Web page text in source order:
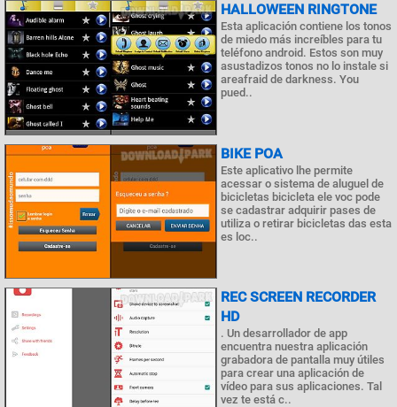
HALLOWEEN RINGTONE
Esta aplicación contiene los tonos
de miedo más increíbles para tu
teléfono android. Estos son muy
asustadizos tonos no lo instale si
areafraid de darkness. You
pued..
BIKE POA
Este aplicativo lhe permite
acessar o sistema de aluguel de
bicicletas bicicleta ele voc pode
se cadastrar adquirir pases de
utiliza o retirar bicicletas das esta
es loc..
REC SCREEN RECORDER
HD
. Un desarrollador de app
encuentra nuestra aplicación
grabadora de pantalla muy útiles
para crear una aplicación de
vídeo para sus aplicaciones. Tal
vez te está c..